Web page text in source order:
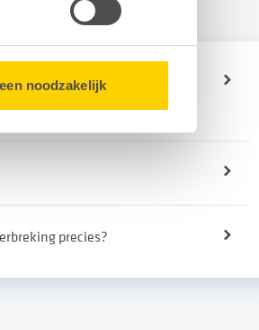
noodzakelijk
of gas hebben tijdens
precies?